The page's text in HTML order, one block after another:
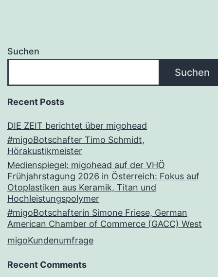
Suchen
Suchen
Recent Posts
DIE ZEIT berichtet über migohead
#migoBotschafter Timo Schmidt,
Hörakustikmeister
Medienspiegel: migohead auf der VHÖ
Frühjahrstagung 2026 in Österreich: Fokus auf
Otoplastiken aus Keramik, Titan und
Hochleistungspolymer
#migoBotschafterin Simone Friese, German
American Chamber of Commerce (GACC) West
migoKundenumfrage
Recent Comments